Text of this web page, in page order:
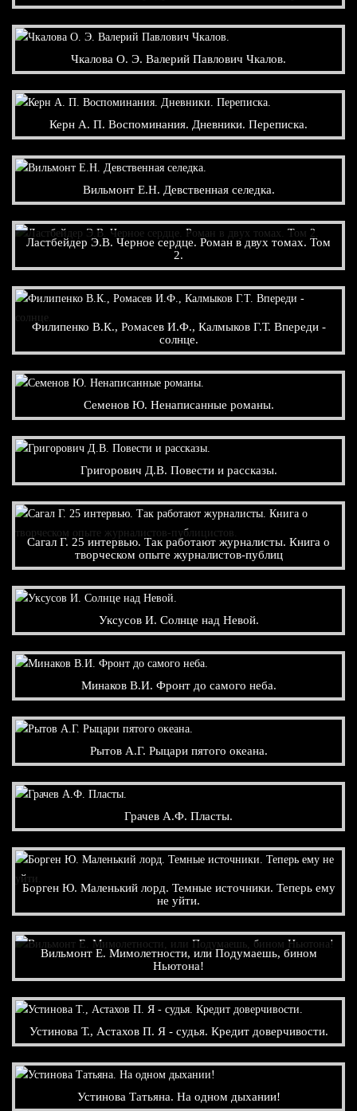
Чкалова О. Э. Валерий Павлович Чкалов.
Керн А. П. Воспоминания. Дневники. Переписка.
Вильмонт Е.Н. Девственная селедка.
Ластбейдер Э.В. Черное сердце. Роман в двух томах. Том
2.
Филипенко В.К., Ромасев И.Ф., Калмыков Г.Т. Впереди -
солнце.
Семенов Ю. Ненаписанные романы.
Григорович Д.В. Повести и рассказы.
Сагал Г. 25 интервью. Так работают журналисты. Книга о
творческом опыте журналистов-публиц
Уксусов И. Солнце над Невой.
Минаков В.И. Фронт до самого неба.
Рытов А.Г. Рыцари пятого океана.
Грачев А.Ф. Пласты.
Борген Ю. Маленький лорд. Темные источники. Теперь ему
не уйти.
Вильмонт Е. Мимолетности, или Подумаешь, бином
Ньютона!
Устинова Т., Астахов П. Я - судья. Кредит доверчивости.
Устинова Татьяна. На одном дыхании!